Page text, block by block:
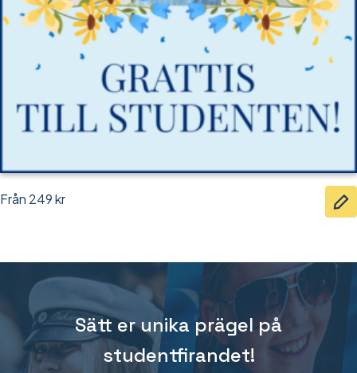
Från 249kr
Sätt er unika prägel på
studentfirandet!